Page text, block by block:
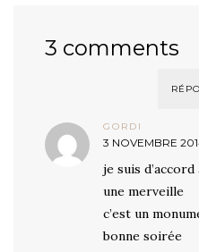
3 comments
GORDI
3 NOVEMBRE
je suis
une merveille
c’est un
bonne soirée